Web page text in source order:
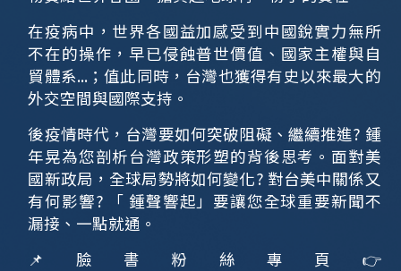
在疫病中，世界各國益加感受到中國銳實力無所
不在的操作，早已侵蝕普世價值、國家主權與自
貿體系...；值此同時，台灣也獲得有史以來最大的
外交空間與國際支持。
後疫情時代，台灣要如何突破阻礙、繼續推進? 鍾
年晃為您剖析台灣政策形塑的背後思考。面對美
國新政局，全球局勢將如何變化? 對台美中關係又
有何影響? 「 鍾聲響起」要讓您全球重要新聞不
漏接、一點就通。
📌臉書粉絲專頁👉